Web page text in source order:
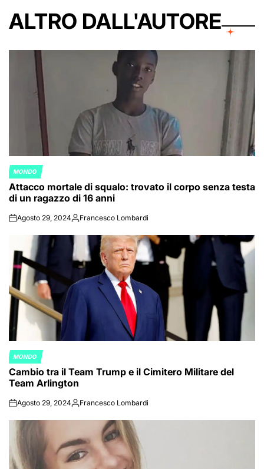
ALTRO DALL'AUTORE
POSTED
IN
MONDO
Attacco mortale di squalo: trovato il corpo senza testa
di un ragazzo di 16 anni
onAgosto 29, 2024Posted
Francesco Lombardi
POSTED
IN
MONDO
Cambio tra il Team Trump e il Cimitero Militare del
Team Arlington
onAgosto 29, 2024Posted
Francesco Lombardi